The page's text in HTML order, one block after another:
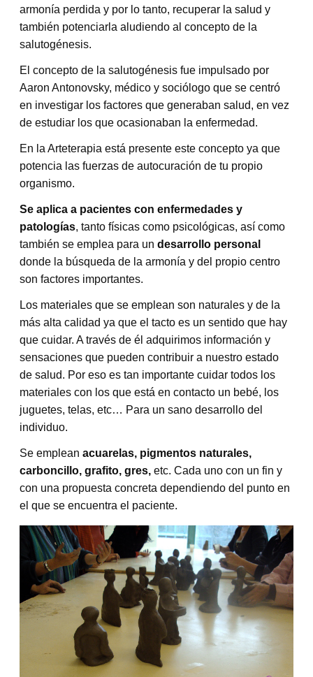
armonía perdida y por lo tanto, recuperar la salud y
también potenciarla aludiendo al concepto de la
salutogénesis.
El concepto de la salutogénesis fue impulsado por
Aaron Antonovsky, médico y sociólogo que se centró
en investigar los factores que generaban salud, en vez
de estudiar los que ocasionaban la enfermedad.
En la Arteterapia está presente este concepto ya que
potencia las fuerzas de autocuración de tu propio
organismo.
Se aplica a pacientes con enfermedades y
patologías, tanto físicas como psicológicas, así como
también se emplea para un desarrollo personal
donde la búsqueda de la armonía y del propio centro
son factores importantes.
Los materiales que se emplean son naturales y de la
más alta calidad ya que el tacto es un sentido que hay
que cuidar. A través de él adquirimos información y
sensaciones que pueden contribuir a nuestro estado
de salud. Por eso es tan importante cuidar todos los
materiales con los que está en contacto un bebé, los
juguetes, telas, etc… Para un sano desarrollo del
individuo.
Se emplean acuarelas, pigmentos naturales,
carboncillo, grafito, gres, etc. Cada uno con un fin y
con una propuesta concreta dependiendo del punto en
el que se encuentra el paciente.